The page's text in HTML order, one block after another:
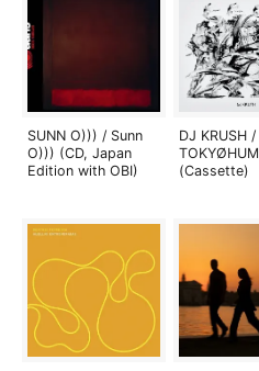
SUNN O))) / Sunn
O))) (CD, Japan
Edition with OBI)
DJ KRUSH /
TOKYØHUM
(Cassette)